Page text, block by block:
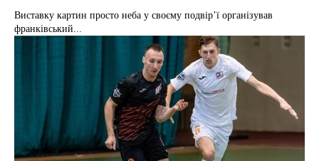
Виставку картин просто неба у своєму подвір’ї організував
франківський...